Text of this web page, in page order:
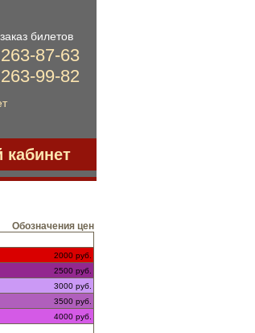
Обозначения цен
2000 руб.
2500 руб.
3000 руб.
3500 руб.
4000 руб.